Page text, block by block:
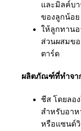
และมิลค์บ
ของลูกน้อย
ให้ลูกทาน
ส่วนผสมข
ตาร์ด
ผลิตภัณฑ์ที่ทำจา
ชีส โดยลอ
สำหรับอาห
หรือแซนด์